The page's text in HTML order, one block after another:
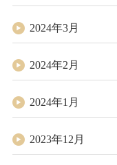
2024年3月
2024年2月
2024年1月
2023年12月